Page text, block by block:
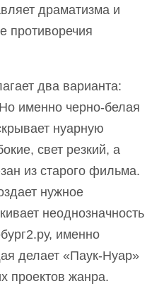
драматизма и
противоречия
два варианта:
именно черно-белая
нуарную
свет резкий, а
из старого фильма.
нужное
неоднозначность
именно
делает «Паук-Нуар»
проектов жанра.